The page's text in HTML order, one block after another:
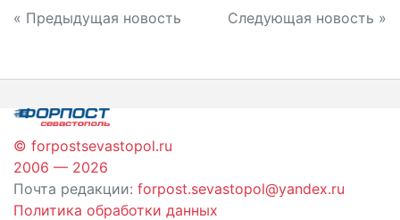
Навигация
записям
« Предыдущая новость Следующая новость »
© forpostsevastopol.ru
2006 — 2026
Почта редакции: forpost.sevastopol@yandex.ru
Политика обработки данных